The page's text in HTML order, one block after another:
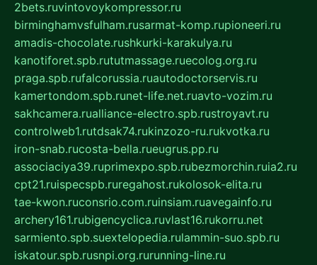
2bets.ruvintovoykompressor.ru
birminghamvsfulham.rusarmat-komp.rupioneeri.ru
amadis-chocolate.rushkurki-karakulya.ru
kanotiforet.spb.rututmassage.ruecolog.org.ru
praga.spb.rufalcorussia.ruautodoctorservis.ru
kamertondom.spb.runet-life.net.ruavto-vozim.ru
sakhcamera.rualliance-electro.spb.rustroyavt.ru
controlweb1.rutdsak74.rukinzozo-ru.rukvotka.ru
iron-snab.rucosta-bella.rueugrus.pp.ru
associaciya39.ruprimexpo.spb.rubezmorchin.ruia2.ru
cpt21.ruispecspb.ruregahost.rukolosok-elita.ru
tae-kwon.ruconsrio.com.ruinsiam.ruavegainfo.ru
archery161.rubigencyclica.ruvlast16.rukorru.net
sarmiento.spb.suextelopedia.rulammin-suo.spb.ru
iskatour.spb.rusnpi.org.rurunning-line.ru